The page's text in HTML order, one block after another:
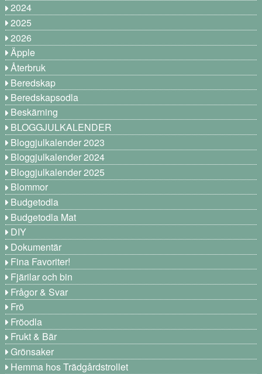
2024
2025
2026
Äpple
Återbruk
Beredskap
Beredskapsodla
Beskärning
BLOGGJULKALENDER
Bloggjulkalender 2023
Bloggjulkalender 2024
Bloggjulkalender 2025
Blommor
Budgetodla
Budgetodla Mat
DIY
Dokumentär
Fina Favoriter!
Fjärilar och bin
Frågor & Svar
Frö
Fröodla
Frukt & Bär
Grönsaker
Hemma hos Trädgårdstrollet